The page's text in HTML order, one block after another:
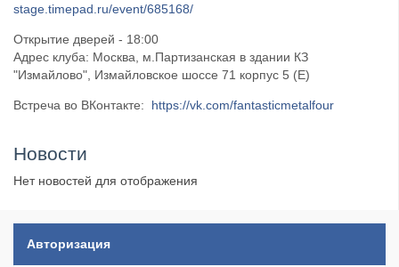
stage.timepad.ru/event/685168/
Открытие дверей - 18:00
Адрес клуба: Москва, м.Партизанская в здании КЗ
"Измайлово", Измайловское шоссе 71 корпус 5 (Е)
Встреча во ВКонтакте: https://vk.com/fantasticmetalfour
Новости
Нет новостей для отображения
Авторизация